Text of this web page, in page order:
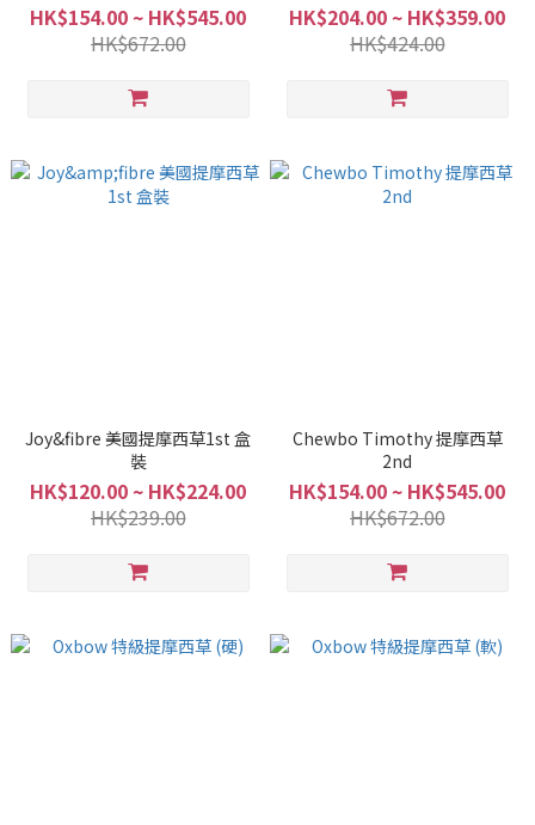
HK$154.00 ~ HK$545.00
HK$672.00
HK$204.00 ~ HK$359.00
HK$424.00
Joy&fibre 美國提摩西草1st 盒
裝
HK$120.00 ~ HK$224.00
HK$239.00
Chewbo Timothy 提摩西草
2nd
HK$154.00 ~ HK$545.00
HK$672.00